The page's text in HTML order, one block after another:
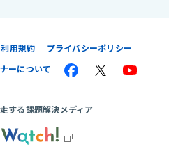
利用規約
プライバシーポリシー
ーについて
する課題解決メディア